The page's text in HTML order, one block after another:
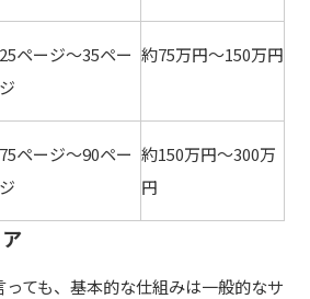
25ページ～35ペー
ジ
約75万円～150万円
75ページ～90ペー
ジ
約150万円～300万
円
ても、基本的な仕組みは一般的なサ